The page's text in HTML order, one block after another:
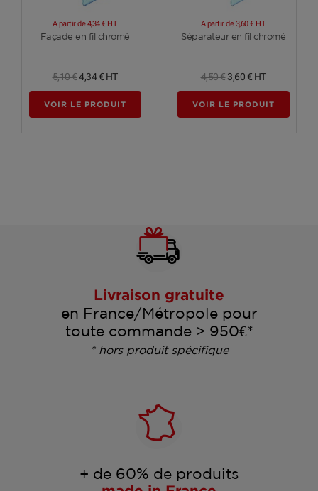
Voir plus
Façade en fil chromé
5,10 €
A partir de4,34 € HT
4,34 € HT
VOIR LE PRODUIT
Voir plus
Séparateur en fil chromé
4,50 €
A partir de3,60 € HT
3,60 € HT
VOIR LE PRODUIT
Livraison gratuite
en France/Métropole pour
toute commande > 950€*
* hors produit spécifique
+ de 60% de produits